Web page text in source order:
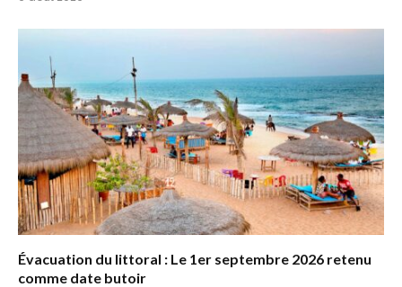
Évacuation du littoral : Le 1er septembre 2026 retenu
comme date butoir